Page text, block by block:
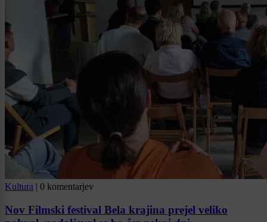
Kultura | 0 komentarjev
Nov Filmski festival Bela krajina prejel veliko